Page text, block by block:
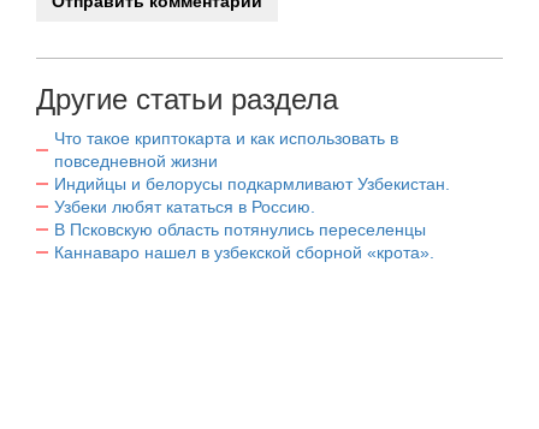
Другие статьи раздела
Что такое криптокарта и как использовать в
повседневной жизни
Индийцы и белорусы подкармливают Узбекистан.
Узбеки любят кататься в Россию.
В Псковскую область потянулись переселенцы
Каннаваро нашел в узбекской сборной «крота».